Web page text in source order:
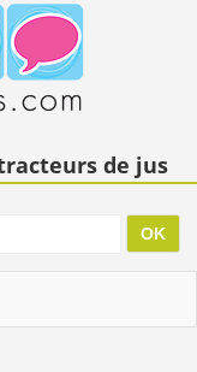
de jus